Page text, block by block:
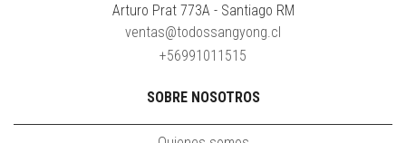
Arturo Prat 773A - Santiago RM
ventas@todossangyong.cl
+56991011515
SOBRE NOSOTROS